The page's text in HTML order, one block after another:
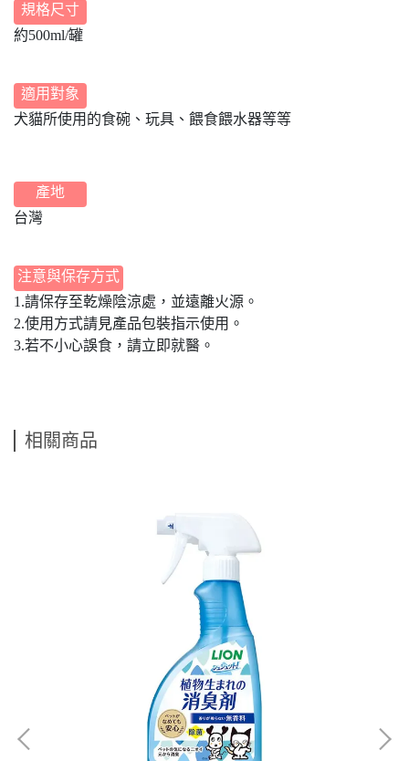
規格尺寸
約500ml/罐
適用對象
犬貓所使用的食碗、玩具、餵食餵水器等等
產地
台灣
注意與保存方式
1.請保存至乾燥陰涼處，並遠離火源。
2.使用方式請見產品包裝指示使用。
3.若不小心誤食，請立即就醫。
相關商品